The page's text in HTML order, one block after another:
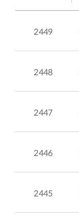
2449
2448
2447
2446
2445